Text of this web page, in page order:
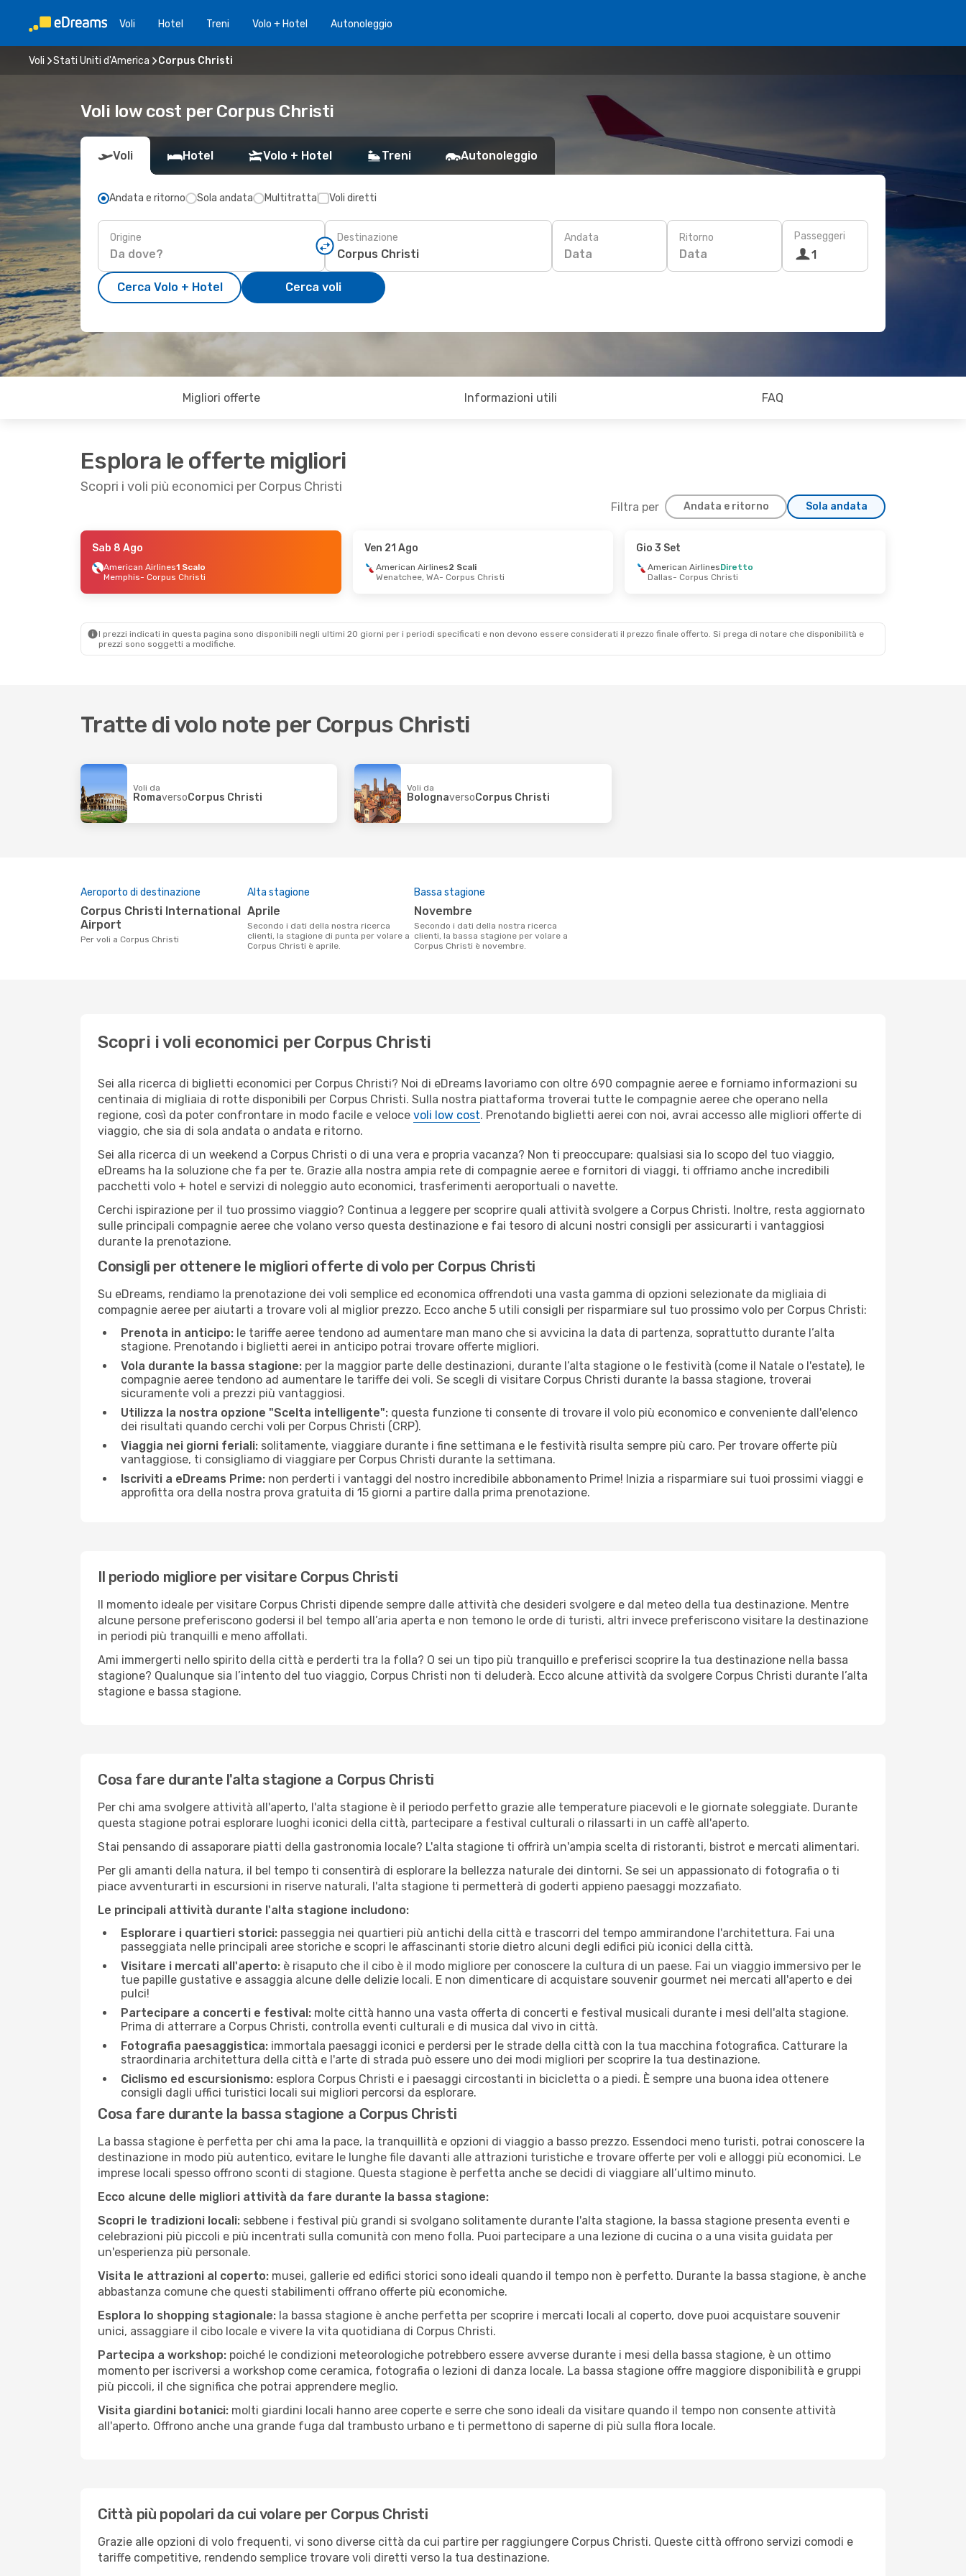
Voli Hotel Treni Volo + Hotel Autonoleggio
Voli Stati Uniti d'America Corpus Christi
Voli low cost per Corpus Christi
Voli Hotel Volo + Hotel Treni Autonoleggio
Andata e ritorno Sola andata Multitratta Voli diretti
Origine Destinazione Andata
Data
Ritorno
Data
Passeggeri
1
Cerca Volo + Hotel Cerca voli
Migliori offerte Informazioni utili FAQ
Esplora le offerte migliori
Scopri i voli più economici per Corpus Christi
Filtra per Andata e ritorno Sola andata
- Mer 12 Ago
1 Scalo
- Corpus Christi
- Corpus Christi
Sab 8 Ago
American Airlines1 Scalo
Memphis- Corpus Christi
Ven 21 Ago
American Airlines2 Scali
Wenatchee, WA- Corpus Christi
Gio 3 Set
American AirlinesDiretto
Dallas- Corpus Christi
I prezzi indicati in questa pagina sono disponibili negli ultimi 20 giorni per i periodi specificati e non devono essere considerati il ​​prezzo finale offerto. Si prega di notare che disponibilità e
prezzi sono soggetti a modifiche.
Tratte di volo note per Corpus Christi
Voli da
RomaversoCorpus Christi
Voli da
BolognaversoCorpus Christi
Aeroporto di destinazione
Corpus Christi International
Airport
Per voli a Corpus Christi
Alta stagione
aprile
Secondo i dati della nostra ricerca
clienti, la stagione di punta per volare a
Corpus Christi è aprile.
Bassa stagione
novembre
Secondo i dati della nostra ricerca
clienti, la bassa stagione per volare a
Corpus Christi è novembre.
Scopri i voli economici per Corpus Christi
Sei alla ricerca di biglietti economici per Corpus Christi? Noi di eDreams lavoriamo con oltre 690 compagnie aeree e forniamo informazioni su
centinaia di migliaia di rotte disponibili per Corpus Christi. Sulla nostra piattaforma troverai tutte le compagnie aeree che operano nella
regione, così da poter confrontare in modo facile e veloce voli low cost. Prenotando biglietti aerei con noi, avrai accesso alle migliori offerte di
viaggio, che sia di sola andata o andata e ritorno.
Sei alla ricerca di un weekend a Corpus Christi o di una vera e propria vacanza? Non ti preoccupare: qualsiasi sia lo scopo del tuo viaggio,
eDreams ha la soluzione che fa per te. Grazie alla nostra ampia rete di compagnie aeree e fornitori di viaggi, ti offriamo anche incredibili
pacchetti volo + hotel e servizi di noleggio auto economici, trasferimenti aeroportuali o navette.
Cerchi ispirazione per il tuo prossimo viaggio? Continua a leggere per scoprire quali attività svolgere a Corpus Christi. Inoltre, resta aggiornato
sulle principali compagnie aeree che volano verso questa destinazione e fai tesoro di alcuni nostri consigli per assicurarti i vantaggiosi
durante la prenotazione.
Consigli per ottenere le migliori offerte di volo per Corpus Christi
Su eDreams, rendiamo la prenotazione dei voli semplice ed economica offrendoti una vasta gamma di opzioni selezionate da migliaia di
compagnie aeree per aiutarti a trovare voli al miglior prezzo. Ecco anche 5 utili consigli per risparmiare sul tuo prossimo volo per Corpus Christi:
Prenota in anticipo: le tariffe aeree tendono ad aumentare man mano che si avvicina la data di partenza, soprattutto durante l’alta
stagione. Prenotando i biglietti aerei in anticipo potrai trovare offerte migliori.
Vola durante la bassa stagione: per la maggior parte delle destinazioni, durante l’alta stagione o le festività (come il Natale o l'estate), le
compagnie aeree tendono ad aumentare le tariffe dei voli. Se scegli di visitare Corpus Christi durante la bassa stagione, troverai
sicuramente voli a prezzi più vantaggiosi.
Utilizza la nostra opzione "Scelta intelligente": questa funzione ti consente di trovare il volo più economico e conveniente dall'elenco
dei risultati quando cerchi voli per Corpus Christi (CRP).
Viaggia nei giorni feriali: solitamente, viaggiare durante i fine settimana e le festività risulta sempre più caro. Per trovare offerte più
vantaggiose, ti consigliamo di viaggiare per Corpus Christi durante la settimana.
Iscriviti a eDreams Prime: non perderti i vantaggi del nostro incredibile abbonamento Prime! Inizia a risparmiare sui tuoi prossimi viaggi e
approfitta ora della nostra prova gratuita di 15 giorni a partire dalla prima prenotazione.
Il periodo migliore per visitare Corpus Christi
Il momento ideale per visitare Corpus Christi dipende sempre dalle attività che desideri svolgere e dal meteo della tua destinazione. Mentre
alcune persone preferiscono godersi il bel tempo all’aria aperta e non temono le orde di turisti, altri invece preferiscono visitare la destinazione
in periodi più tranquilli e meno affollati.
Ami immergerti nello spirito della città e perderti tra la folla? O sei un tipo più tranquillo e preferisci scoprire la tua destinazione nella bassa
stagione? Qualunque sia l’intento del tuo viaggio, Corpus Christi non ti deluderà. Ecco alcune attività da svolgere Corpus Christi durante l’alta
stagione e bassa stagione.
Cosa fare durante l'alta stagione a Corpus Christi
Per chi ama svolgere attività all'aperto, l'alta stagione è il periodo perfetto grazie alle temperature piacevoli e le giornate soleggiate. Durante
questa stagione potrai esplorare luoghi iconici della città, partecipare a festival culturali o rilassarti in un caffè all'aperto.
Stai pensando di assaporare piatti della gastronomia locale? L'alta stagione ti offrirà un'ampia scelta di ristoranti, bistrot e mercati alimentari.
Per gli amanti della natura, il bel tempo ti consentirà di esplorare la bellezza naturale dei dintorni. Se sei un appassionato di fotografia o ti
piace avventurarti in escursioni in riserve naturali, l'alta stagione ti permetterà di goderti appieno paesaggi mozzafiato.
Le principali attività durante l'alta stagione includono:
Esplorare i quartieri storici: passeggia nei quartieri più antichi della città e trascorri del tempo ammirandone l'architettura. Fai una
passeggiata nelle principali aree storiche e scopri le affascinanti storie dietro alcuni degli edifici più iconici della città.
Visitare i mercati all'aperto: è risaputo che il cibo è il modo migliore per conoscere la cultura di un paese. Fai un viaggio immersivo per le
tue papille gustative e assaggia alcune delle delizie locali. E non dimenticare di acquistare souvenir gourmet nei mercati all'aperto e dei
pulci!
Partecipare a concerti e festival: molte città hanno una vasta offerta di concerti e festival musicali durante i mesi dell'alta stagione.
Prima di atterrare a Corpus Christi, controlla eventi culturali e di musica dal vivo in città.
Fotografia paesaggistica: immortala paesaggi iconici e perdersi per le strade della città con la tua macchina fotografica. Catturare la
straordinaria architettura della città e l'arte di strada può essere uno dei modi migliori per scoprire la tua destinazione.
Ciclismo ed escursionismo: esplora Corpus Christi e i paesaggi circostanti in bicicletta o a piedi. È sempre una buona idea ottenere
consigli dagli uffici turistici locali sui migliori percorsi da esplorare.
Cosa fare durante la bassa stagione a Corpus Christi
La bassa stagione è perfetta per chi ama la pace, la tranquillità e opzioni di viaggio a basso prezzo. Essendoci meno turisti, potrai conoscere la
destinazione in modo più autentico, evitare le lunghe file davanti alle attrazioni turistiche e trovare offerte per voli e alloggi più economici. Le
imprese locali spesso offrono sconti di stagione. Questa stagione è perfetta anche se decidi di viaggiare all’ultimo minuto.
Ecco alcune delle migliori attività da fare durante la bassa stagione:
Scopri le tradizioni locali: sebbene i festival più grandi si svolgano solitamente durante l'alta stagione, la bassa stagione presenta eventi e
celebrazioni più piccoli e più incentrati sulla comunità con meno folla. Puoi partecipare a una lezione di cucina o a una visita guidata per
un'esperienza più personale.
Visita le attrazioni al coperto: musei, gallerie ed edifici storici sono ideali quando il tempo non è perfetto. Durante la bassa stagione, è anche
abbastanza comune che questi stabilimenti offrano offerte più economiche.
Esplora lo shopping stagionale: la bassa stagione è anche perfetta per scoprire i mercati locali al coperto, dove puoi acquistare souvenir
unici, assaggiare il cibo locale e vivere la vita quotidiana di Corpus Christi.
Partecipa a workshop: poiché le condizioni meteorologiche potrebbero essere avverse durante i mesi della bassa stagione, è un ottimo
momento per iscriversi a workshop come ceramica, fotografia o lezioni di danza locale. La bassa stagione offre maggiore disponibilità e gruppi
più piccoli, il che significa che potrai apprendere meglio.
Visita giardini botanici: molti giardini locali hanno aree coperte e serre che sono ideali da visitare quando il tempo non consente attività
all'aperto. Offrono anche una grande fuga dal trambusto urbano e ti permettono di saperne di più sulla flora locale.
Città più popolari da cui volare per Corpus Christi
Grazie alle opzioni di volo frequenti, vi sono diverse città da cui partire per raggiungere Corpus Christi. Queste città offrono servizi comodi e
tariffe competitive, rendendo semplice trovare voli diretti verso la tua destinazione.